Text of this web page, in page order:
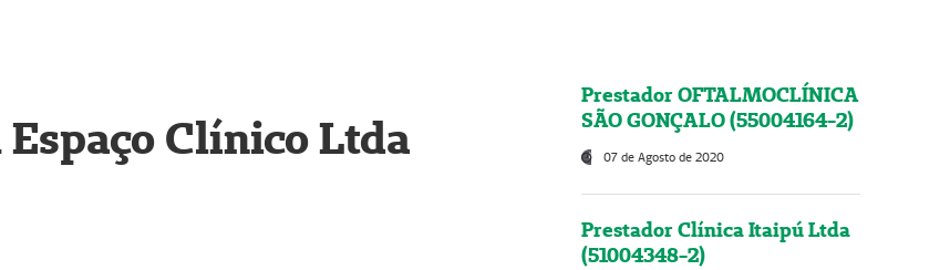
Clínico Ltda
Prestador OFTALMOCLÍNICA
SÃO GONÇALO (55004164-2)
07 de Agosto de 2020
Prestador Clínica Itaipú Ltda
(51004348-2)